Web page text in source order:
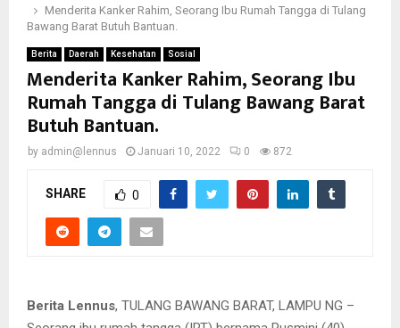
Menderita Kanker Rahim, Seorang Ibu Rumah Tangga di Tulang
Bawang Barat Butuh Bantuan.
Berita Daerah Kesehatan Sosial
Menderita Kanker Rahim, Seorang Ibu
Rumah Tangga di Tulang Bawang Barat
Butuh Bantuan.
by admin@lennus Januari 10, 2022 0 872
SHARE 0
Berita Lennus, TULANG BAWANG BARAT, LAMPU NG –